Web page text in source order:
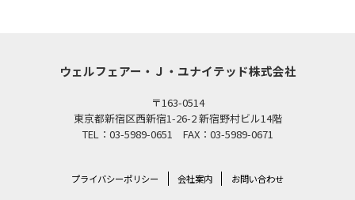
ウェルフェアー・Ｊ・ユナイテッド株式会社
〒163-0514
東京都新宿区西新宿1-26-2 新宿野村ビル14階
TEL：03-5989-0651 FAX：03-5989-0671
プライバシーポリシー 会社案内 お問い合わせ